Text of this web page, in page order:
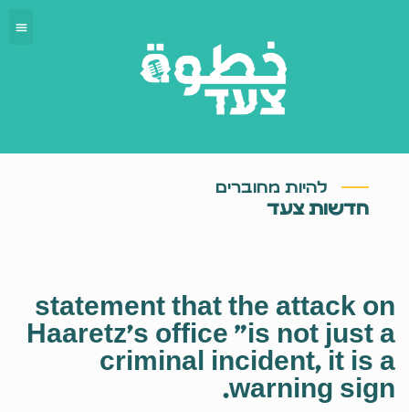
להיות מחוברים
חדשות צעד
statement that the attack on
Haaretz's office "is not just a
criminal incident, it is a
warning sign.